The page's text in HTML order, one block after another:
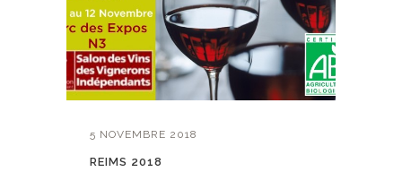
5 NOVEMBRE 2018
REIMS 2018